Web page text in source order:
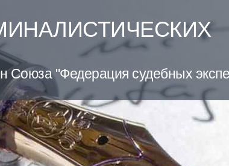
Союза "Федерация судебных